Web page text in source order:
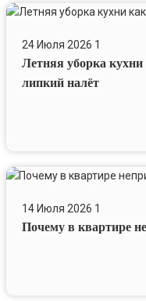
Летняя
кухни
как
убрать
налёт
24 Июля 2026 1
Летняя уборка
липкий налёт
Почему
квартире
неприятный
14 Июля 2026 1
Почему в квартире